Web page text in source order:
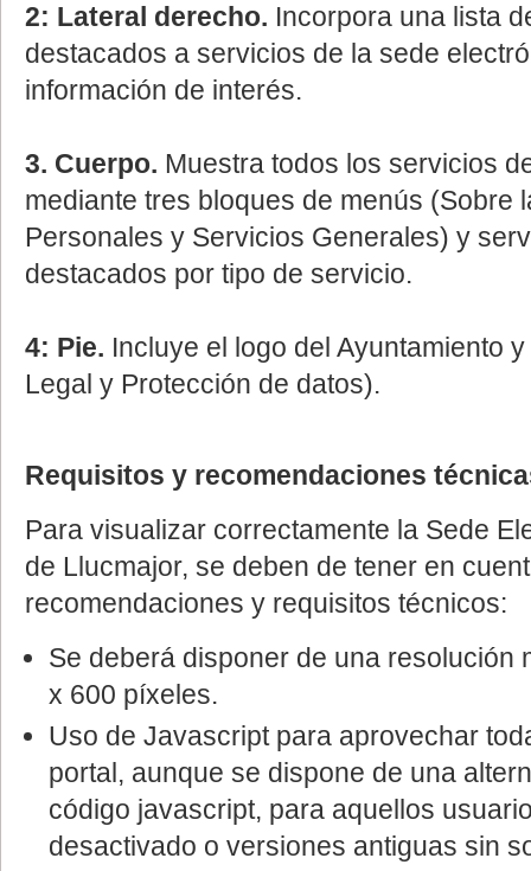
2: Lateral derecho. Incorpora una lista
destacados a servicios de la sede
información de interés.
3. Cuerpo. Muestra todos los servicios
mediante tres bloques de menús (Sobre
Personales y Servicios Generales) y
destacados por tipo de servicio.
4: Pie. Incluye el logo del Ayuntamiento
Legal y Protección de datos).
Requisitos y recomendaciones
Para visualizar correctamente la Sede
de Llucmajor, se deben de tener en
recomendaciones y requisitos técnicos:
Se deberá disponer de una resolución
x 600 píxeles.
Uso de Javascript para aprovechar
portal, aunque se dispone de una
código javascript, para aquellos
desactivado o versiones antiguas sin